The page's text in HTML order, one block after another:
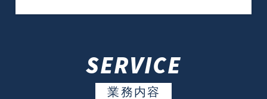
SERVICE
業務内容